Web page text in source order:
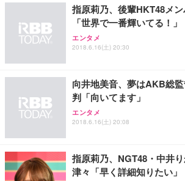
指原莉乃、後輩HKT48メ
「世界で一番輝いてる！」
エンタメ
2018.6.16(土) 20:30
向井地美音、夢はAKB総
判「向いてます」
エンタメ
2018.6.16(土) 20:08
指原莉乃、NGT48・中井
津々「早く詳細知りたい」